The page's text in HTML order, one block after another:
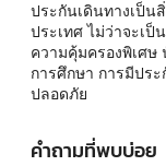
ประกันเดินทางเป็น
ประเทศ ไม่ว่าจะเป็
ความคุ้มครองพิเศษ
การศึกษา การมีปร
ปลอดภัย
คำถามที่พบบ่อย